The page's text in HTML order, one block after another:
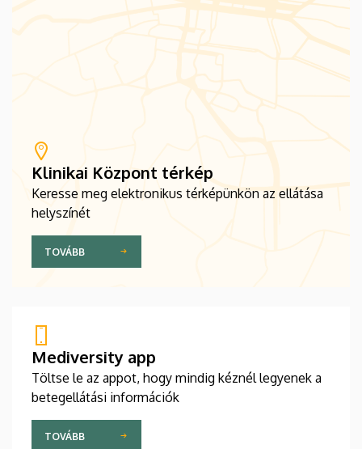
Klinikai Központ térkép
Keresse meg elektronikus térképünkön az ellátása
helyszínét
TOVÁBB
Mediversity app
Töltse le az appot, hogy mindig kéznél legyenek a
betegellátási információk
TOVÁBB